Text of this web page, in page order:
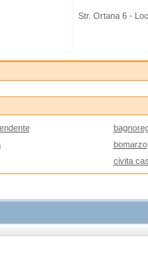
Str. Ortana 6 -
bomarzo
civita